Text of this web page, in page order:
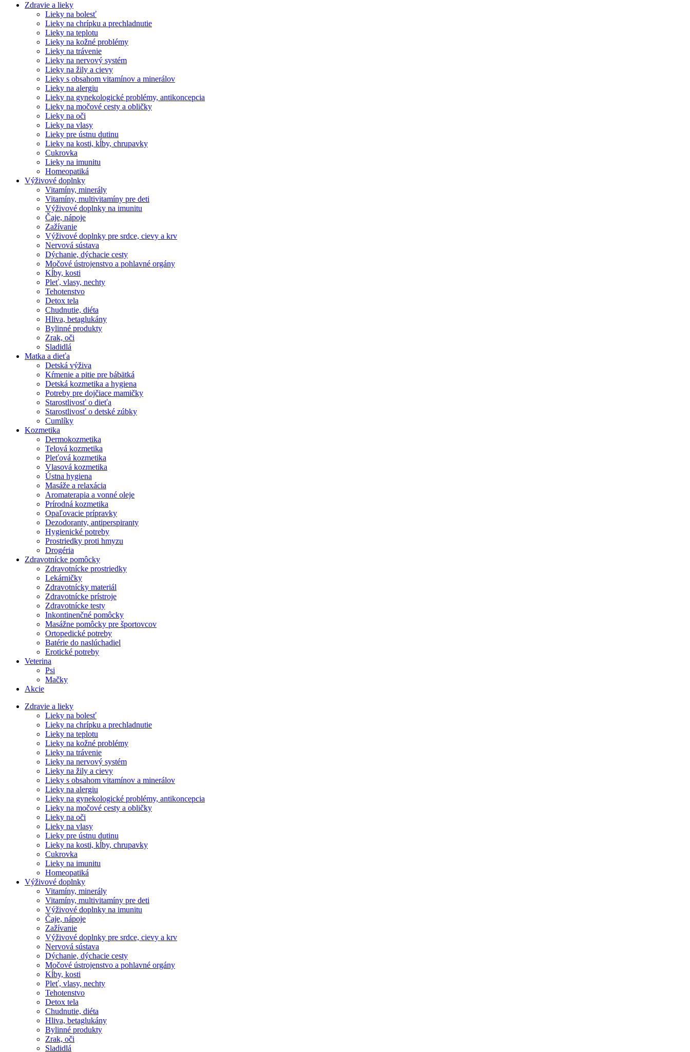
Zdravie a lieky
Lieky na bolesť
Lieky na chrípku a prechladnutie
Lieky na teplotu
Lieky na kožné problémy
Lieky na trávenie
Lieky na nervový systém
Lieky na žily a cievy
Lieky s obsahom vitamínov a minerálov
Lieky na alergiu
Lieky na gynekologické problémy, antikoncepcia
Lieky na močové cesty a obličky
Lieky na oči
Lieky na vlasy
Lieky pre ústnu dutinu
Lieky na kosti, kĺby, chrupavky
Cukrovka
Lieky na imunitu
Homeopatiká
Výživové doplnky
Vitamíny, minerály
Vitamíny, multivitamíny pre deti
Výživové doplnky na imunitu
Čaje, nápoje
Zažívanie
Výživové doplnky pre srdce, cievy a krv
Nervová sústava
Dýchanie, dýchacie cesty
Močové ústrojenstvo a pohlavné orgány
Kĺby, kosti
Pleť, vlasy, nechty
Tehotenstvo
Detox tela
Chudnutie, diéta
Hliva, betaglukány
Bylinné produkty
Zrak, oči
Sladidlá
Matka a dieťa
Detská výživa
Kŕmenie a pitie pre bábätká
Detská kozmetika a hygiena
Potreby pre dojčiace mamičky
Starostlivosť o dieťa
Starostlivosť o detské zúbky
Cumlíky
Kozmetika
Dermokozmetika
Telová kozmetika
Pleťová kozmetika
Vlasová kozmetika
Ústna hygiena
Masáže a relaxácia
Aromaterapia a vonné oleje
Prírodná kozmetika
Opaľovacie prípravky
Dezodoranty, antiperspiranty
Hygienické potreby
Prostriedky proti hmyzu
Drogéria
Zdravotnícke pomôcky
Zdravotnícke prostriedky
Lekárničky
Zdravotnícky materiál
Zdravotnícke prístroje
Zdravotnícke testy
Inkontinenčné pomôcky
Masážne pomôcky pre športovcov
Ortopedické potreby
Batérie do naslúchadiel
Erotické potreby
Veterina
Psi
Mačky
Akcie
Zdravie a lieky
Lieky na bolesť
Lieky na chrípku a prechladnutie
Lieky na teplotu
Lieky na kožné problémy
Lieky na trávenie
Lieky na nervový systém
Lieky na žily a cievy
Lieky s obsahom vitamínov a minerálov
Lieky na alergiu
Lieky na gynekologické problémy, antikoncepcia
Lieky na močové cesty a obličky
Lieky na oči
Lieky na vlasy
Lieky pre ústnu dutinu
Lieky na kosti, kĺby, chrupavky
Cukrovka
Lieky na imunitu
Homeopatiká
Výživové doplnky
Vitamíny, minerály
Vitamíny, multivitamíny pre deti
Výživové doplnky na imunitu
Čaje, nápoje
Zažívanie
Výživové doplnky pre srdce, cievy a krv
Nervová sústava
Dýchanie, dýchacie cesty
Močové ústrojenstvo a pohlavné orgány
Kĺby, kosti
Pleť, vlasy, nechty
Tehotenstvo
Detox tela
Chudnutie, diéta
Hliva, betaglukány
Bylinné produkty
Zrak, oči
Sladidlá